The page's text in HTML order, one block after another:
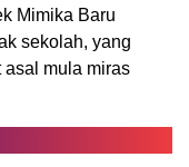
Mimika Baru
sekolah, yang
asal mula miras